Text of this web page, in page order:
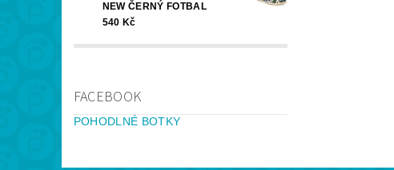
NEW ČERNÝ FOTBAL
540 Kč
FACEBOOK
POHODLNÉ BOTKY